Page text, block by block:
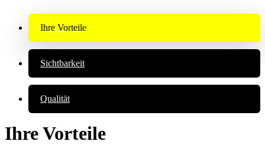
Ihre Vorteile
Sichtbarkeit
Qualität
Ihre Vorteile